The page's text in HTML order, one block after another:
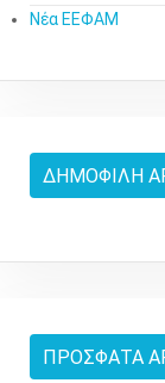
Νέα ΕΕΦΑΜ
ΔΗΜΟΦΙΛΉ
ΠΡΌΣΦΑΤΑ